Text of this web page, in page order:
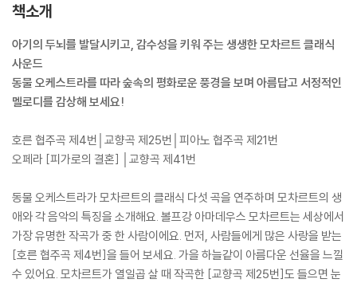
책소개
아기의 두뇌를 발달시키고, 감수성을 키워 주는 생생한 모차르트 클래식
사운드
동물 오케스트라를 따라 숲속의 평화로운 풍경을 보며 아름답고 서정적인
멜로디를 감상해 보세요!
호른 협주곡 제4번│교향곡 제25번│피아노 협주곡 제21번
오페라 [피가로의 결혼] │교향곡 제41번
동물 오케스트라가 모차르트의 클래식 다섯 곡을 연주하며 모차르트의 생
애와 각 음악의 특징을 소개해요. 볼프강 아마데우스 모차르트는 세상에서
가장 유명한 작곡가 중 한 사람이에요. 먼저, 사람들에게 많은 사랑을 받는
[호른 협주곡 제4번]을 들어 보세요. 가을 하늘같이 아름다운 선율을 느낄
수 있어요. 모차르트가 열일곱 살 때 작곡한 [교향곡 제25번]도 들으면 눈